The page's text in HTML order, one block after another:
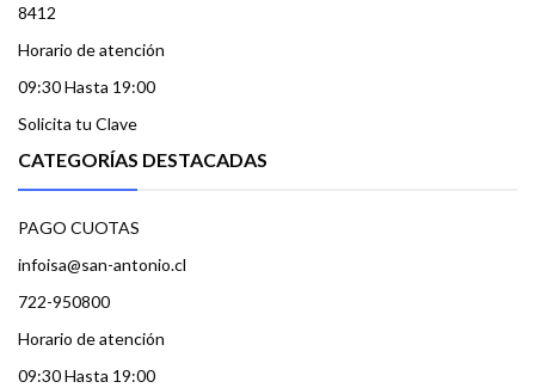
8412
Horario de atención
09:30 Hasta 19:00
Solicita tu Clave
CATEGORÍAS DESTACADAS
PAGO CUOTAS
infoisa@san-antonio.cl
722-950800
Horario de atención
09:30 Hasta 19:00